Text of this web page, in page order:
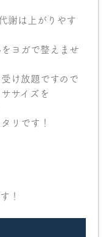
謝は上がりやす
ヨガで整えませ
け放題ですので
サイズを
リです！
！